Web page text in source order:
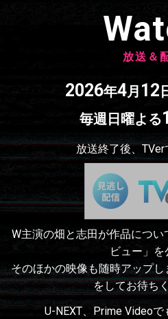
放送＆
2026年4月 12
毎週日曜よる
放送終了後、
W主演の畑と志田が作品につ
ビュー」を
そのほかの映像も随時アップ
をしてお待ち
U-NEXT、Prime Videoで